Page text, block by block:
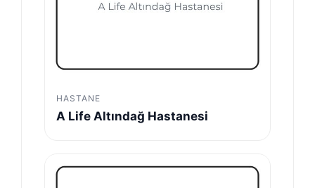
HASTANE
A Life Altındağ Hastanesi